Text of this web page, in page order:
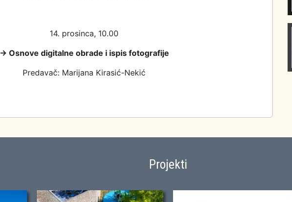
14. prosinca, 10.00
→ Osnove digitalne obrade i ispis fotografije
Predavač: Marijana Kirasić-Nekić
Projekti